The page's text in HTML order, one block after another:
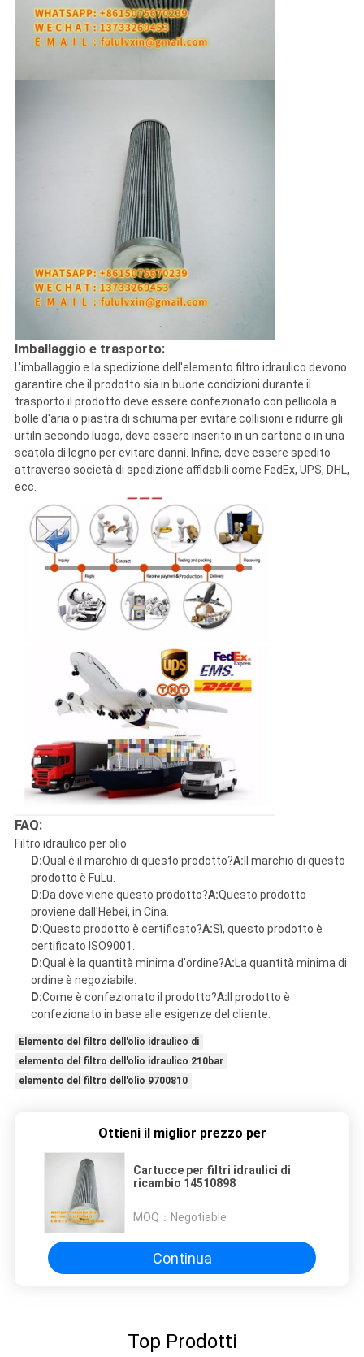
Imballaggio e trasporto:
L'imballaggio e la spedizione dell'elemento filtro idraulico devono
garantire che il prodotto sia in buone condizioni durante il
trasporto.il prodotto deve essere confezionato con pellicola a
bolle d'aria o piastra di schiuma per evitare collisioni e ridurre gli
urtiIn secondo luogo, deve essere inserito in un cartone o in una
scatola di legno per evitare danni. Infine, deve essere spedito
attraverso società di spedizione affidabili come FedEx, UPS, DHL,
ecc.
FAQ:
Filtro idraulico per olio
D:Qual è il marchio di questo prodotto?A: Il marchio di questo
prodotto è FuLu.
D:Da dove viene questo prodotto?A:Questo prodotto
proviene dall'Hebei, in Cina.
D:Questo prodotto è certificato?A:Sì, questo prodotto è
certificato ISO9001.
D:Qual è la quantità minima d'ordine?A:La quantità minima di
ordine è negoziabile.
D:Come è confezionato il prodotto?A: Il prodotto è
confezionato in base alle esigenze del cliente.
Elemento del filtro dell'olio idraulico di
elemento del filtro dell'olio idraulico 210bar
elemento del filtro dell'olio 9700810
Ottieni il miglior prezzo per
Cartucce per filtri idraulici di
ricambio 14510898
MOQ： Negotiable
Continua
Top Prodotti